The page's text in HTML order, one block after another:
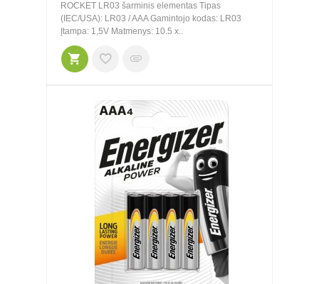
ROCKET LR03 šarminis elementas Tipas
(IEC/USA): LR03 / AAA Gamintojo kodas: LR03
Įtampa: 1,5V Matmenys: 10.5 x..